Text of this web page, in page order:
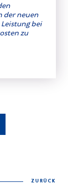
der neuen
bei
zu
ZURÜCK